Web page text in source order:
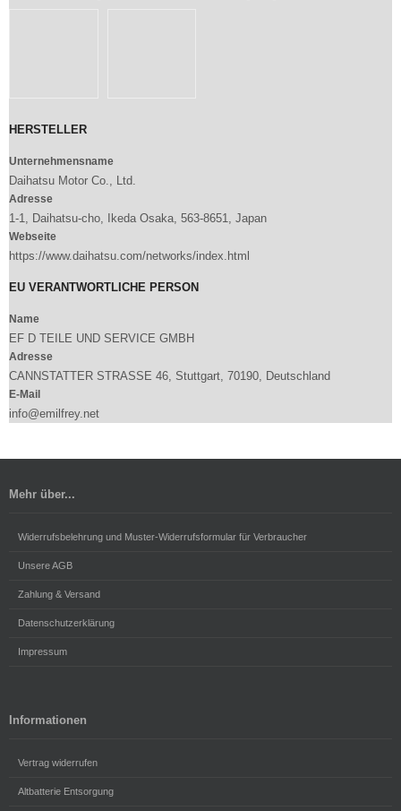
HERSTELLER
Unternehmensname
Daihatsu Motor Co., Ltd.
Adresse
1-1, Daihatsu-cho, Ikeda Osaka, 563-8651, Japan
Webseite
https://www.daihatsu.com/networks/index.html
EU VERANTWORTLICHE PERSON
Name
EF D TEILE UND SERVICE GMBH
Adresse
CANNSTATTER STRASSE 46, Stuttgart, 70190, Deutschland
E-Mail
info@emilfrey.net
Mehr über...
Widerrufsbelehrung und Muster-Widerrufsformular für Verbraucher
Unsere AGB
Zahlung & Versand
Datenschutzerklärung
Impressum
Informationen
Vertrag widerrufen
Altbatterie Entsorgung